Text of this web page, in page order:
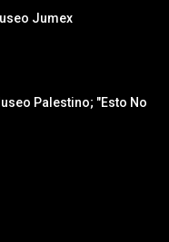
Jumex
Palestino; "Esto No